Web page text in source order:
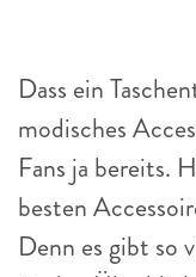
Dass ein
modisches
Fans ja bereits.
besten
Denn es gibt so